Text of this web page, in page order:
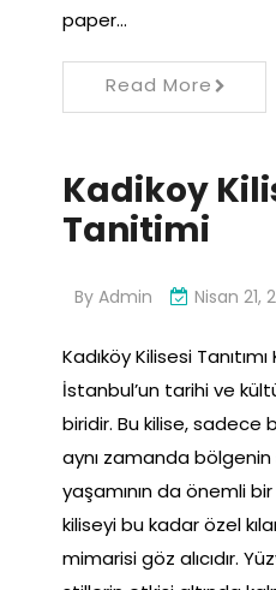
paper…
Read More
Kadikoy
Tanitimi
By Admin Nisan 21,
Kadıköy Kilisesi
İstanbul’un tarihi ve
biridir. Bu kilise, sadece
aynı zamanda
yaşamının da önemli bir
kiliseyi bu kadar özel
mimarisi göz alıcıdır.